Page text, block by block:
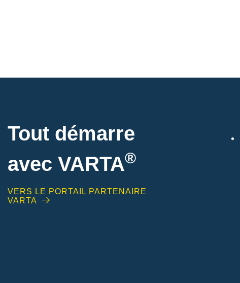
Tout démarre
avec VARTA®
VERS LE PORTAIL PARTENAIRE
VARTA